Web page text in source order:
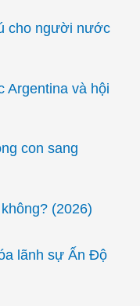
cho người nước
Argentina và hội
con sang
(2026)
lãnh sự Ấn Độ